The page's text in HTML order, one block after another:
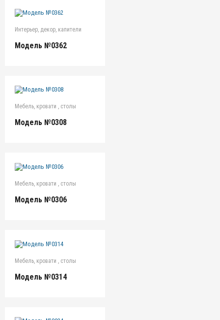
Интерьер, декор, капители
Модель №0362
Мебель, кровати , столы
Модель №0308
Мебель, кровати , столы
Модель №0306
Мебель, кровати , столы
Модель №0314